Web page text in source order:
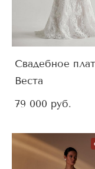
Свадебное
Веста
79 000 pуб.